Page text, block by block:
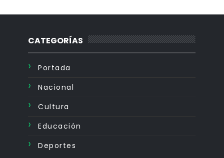
CATEGORÍAS
Portada
Nacional
Cultura
Educación
Deportes